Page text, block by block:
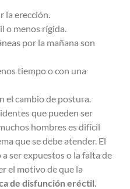
la erección.
o menos rígida.
por la mañana son
tiempo o con una
el cambio de postura.
que pueden ser
hombres es difícil
que se debe atender. El
ser expuestos o la falta de
el motivo de que la
de disfunción eréctil.